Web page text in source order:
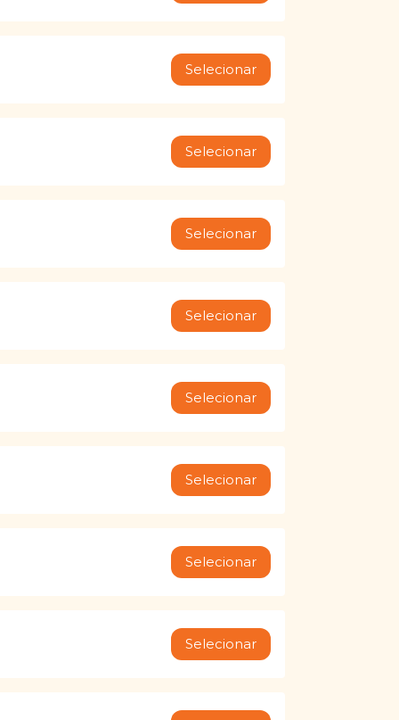
Selecionar
Selecionar
Selecionar
Selecionar
Selecionar
Selecionar
Selecionar
Selecionar